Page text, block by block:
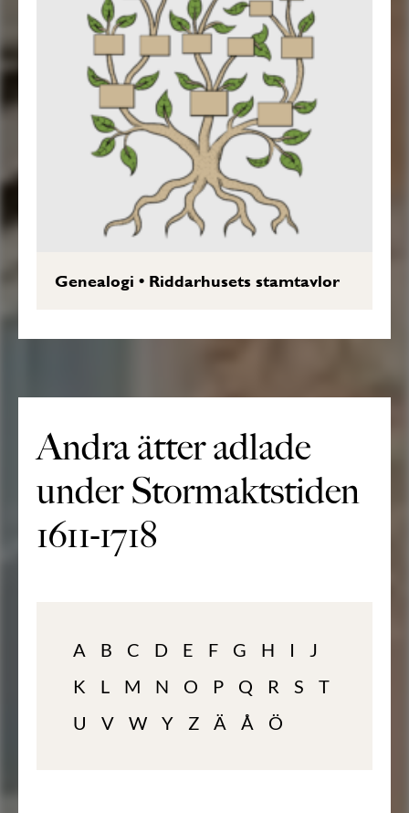
Genealogi • Riddarhusets stamtavlor
Andra ätter adlade
under Stormaktstiden
1611-1718
A B C D E F G H I
J
K
L M N O P Q R S
T
U
V W Y Z Ä Å Ö